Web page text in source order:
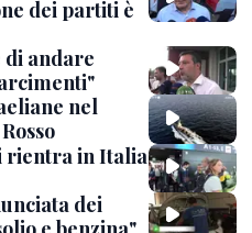
dei partiti è
di andare
nel
rientra in Italia
dei